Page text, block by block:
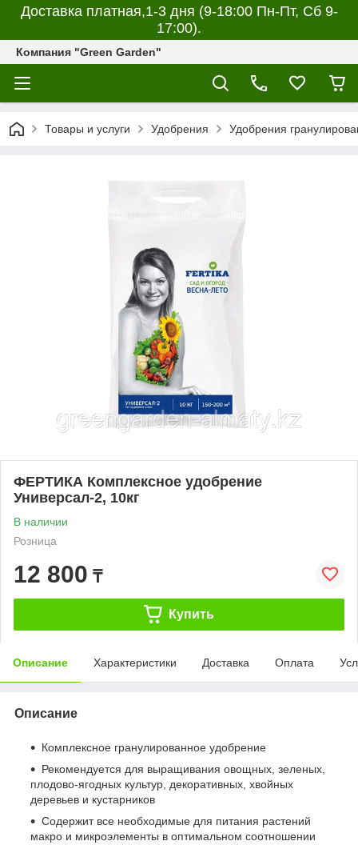
Доставка платная,1-3 дня (9-18:00 Пн-Пт, Сб 9-
17:00).
Компания "Green Garden"
Товары и услуги Удобрения Удобрения
ФЕРТИКА Комплексное удобрение
Универсал-2, 10кг
В наличии
Розница
12 800 ₸
Купить
Описание Характеристики Доставка Оплата
Описание
Комплексное гранулированное удобрение
Рекомендуется для выращивания овощных, зеленых,
плодово-ягодных культур, декоративных, хвойных
деревьев и кустарников
Содержит все необходимые для питания растений
макро и микроэлементы в оптимальном соотношении